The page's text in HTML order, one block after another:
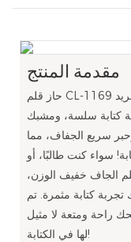
مقدمة المنتج
حاز قلم CL-1169 الجديد على استحسان السوق بتصميمه الفريد
كتابة سلسة، ومشبك
سريع الجفاف، مما
سواء كنت طالبًا، أو
الجاف خفيف الوزن،
كتابة مثمرة. تم
راحة ومتعة لا مثيل
لها في الكتابة!